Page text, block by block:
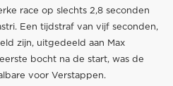
race op slechts 2,8 seconden
Een tijdstraf van vijf seconden,
zijn, uitgedeeld aan Max
bocht na de start, was de
voor Verstappen.